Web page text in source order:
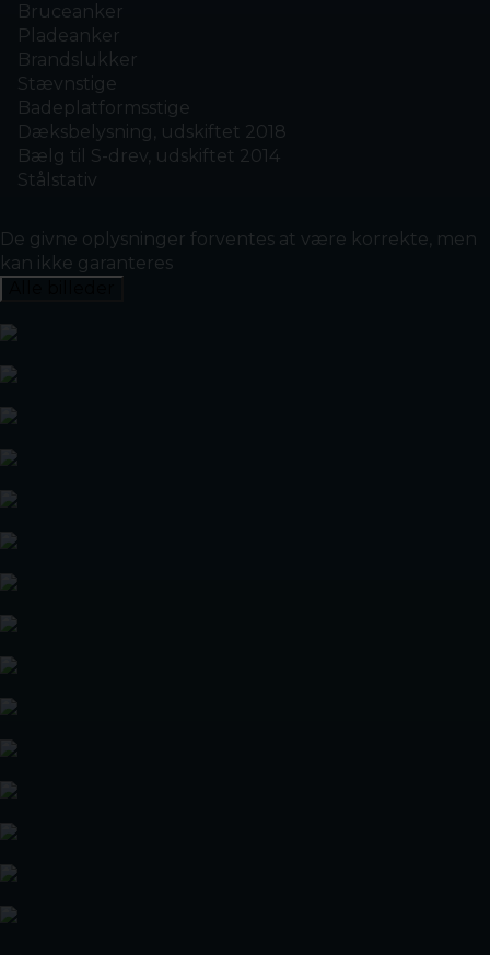
Bruceanker
Pladeanker
Brandslukker
Stævnstige
Badeplatformsstige
Dæksbelysning, udskiftet 2018
Bælg til S-drev, udskiftet 2014
Stålstativ
De givne oplysninger forventes at være korrekte, men
kan ikke garanteres